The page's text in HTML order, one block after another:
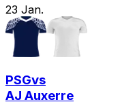
23 Jan.
PSGvs
AJ Auxerre